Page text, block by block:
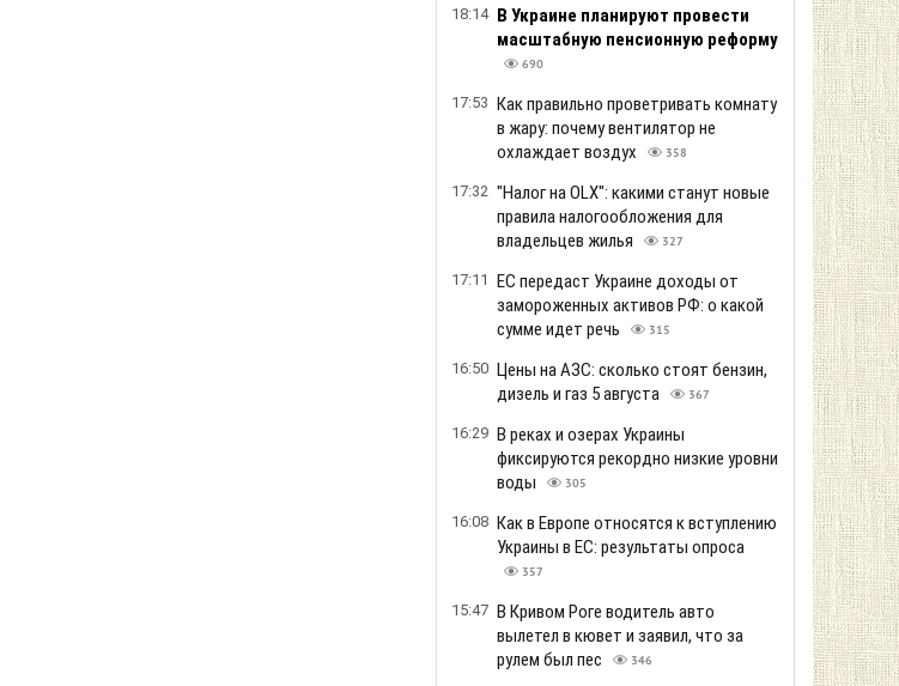
18:14 В Украине планируют провести
масштабную пенсионную реформу
690
17:53 Как правильно проветривать комнату
в жару: почему вентилятор не
охлаждает воздух
358
17:32 "Налог на OLX": какими станут новые
правила налогообложения для
владельцев жилья
327
17:11 ЕС передаст Украине доходы от
замороженных активов РФ: о какой
сумме идет речь
315
16:50 Цены на АЗС: сколько стоят бензин,
дизель и газ 5 августа
367
16:29 В реках и озерах Украины
фиксируются рекордно низкие уровни
воды
305
16:08 Как в Европе относятся к вступлению
Украины в ЕС: результаты опроса
357
15:47 В Кривом Роге водитель авто
вылетел в кювет и заявил, что за
рулем был пес
346